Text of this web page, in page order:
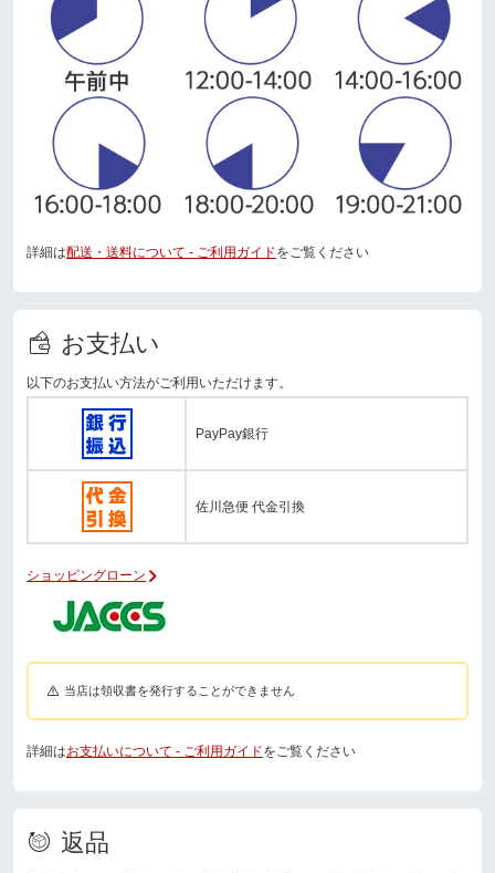
詳細は配送・送料について - ご利用ガイドをご覧ください
お支払い
以下のお支払い方法がご利用いただけます。
PayPay銀行
佐川急便 代金引換
ショッピングローン
当店は領収書を発行することができません
詳細はお支払いについて - ご利用ガイドをご覧ください
返品